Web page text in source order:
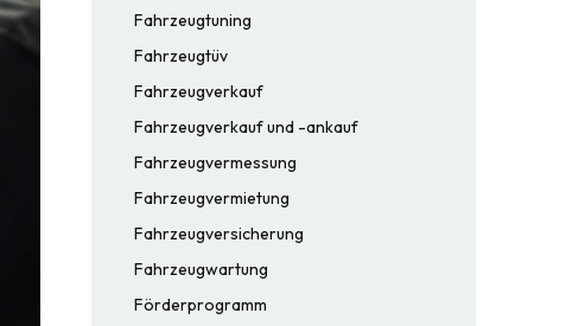
Fahrzeugtuning
Fahrzeugtüv
Fahrzeugverkauf
Fahrzeugverkauf und -ankauf
Fahrzeugvermessung
Fahrzeugvermietung
Fahrzeugversicherung
Fahrzeugwartung
Förderprogramm